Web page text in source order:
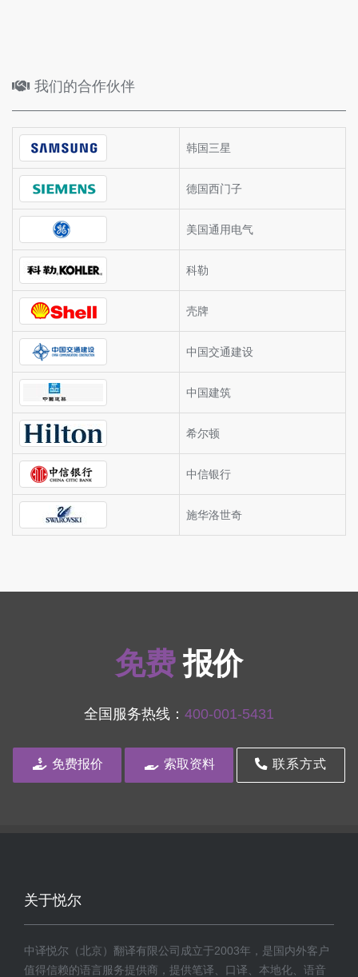
我们的合作伙伴
韩国三星
德国西门子
美国通用电气
科勒
壳牌
中国交通建设
中国建筑
希尔顿
中信银行
施华洛世奇
免费报价
全国服务热线： 400-001-5431
免费报价 索取资料 联系方式
关于悦尔
中译悦尔（北京）翻译有限公司成立于2003年，是国内外客户
值得信赖的语言服务提供商，提供笔译、口译、本地化、语音